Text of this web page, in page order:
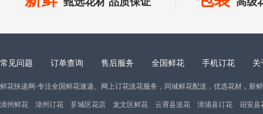
常见问题 订单查询 售后服务 全国鲜花 手机订花 关
鲜花快递网-专注全国鲜花速递、网上订花送花服务，同城鲜花配送，优选花材，新
漳州鲜花 漳州订花 芗城区花店 龙文区鲜花 云霄县送花 漳浦县订花
诏安县